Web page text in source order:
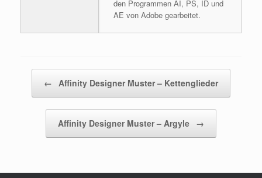
den Programmen AI, PS, ID und
AE von Adobe gearbeitet.
← Affinity Designer Muster – Kettenglieder
Affinity Designer Muster – Argyle →